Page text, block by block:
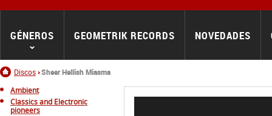
Inicio
Discos Sheer Hellish Miasma
GÉNEROS GEOMETRIK RECORDS NOVEDADES
Ambient
Classics and Electronic
pioneers